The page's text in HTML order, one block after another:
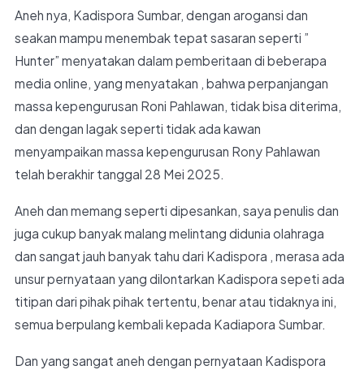
Aneh nya, Kadispora Sumbar, dengan arogansi dan
seakan mampu menembak tepat sasaran seperti ”
Hunter” menyatakan dalam pemberitaan di beberapa
media online, yang menyatakan , bahwa perpanjangan
massa kepengurusan Roni Pahlawan, tidak bisa diterima,
dan dengan lagak seperti tidak ada kawan
menyampaikan massa kepengurusan Rony Pahlawan
telah berakhir tanggal 28 Mei 2025.
Aneh dan memang seperti dipesankan, saya penulis dan
juga cukup banyak malang melintang didunia olahraga
dan sangat jauh banyak tahu dari Kadispora , merasa ada
unsur pernyataan yang dilontarkan Kadispora sepeti ada
titipan dari pihak pihak tertentu, benar atau tidaknya ini,
semua berpulang kembali kepada Kadiapora Sumbar.
Dan yang sangat aneh dengan pernyataan Kadispora